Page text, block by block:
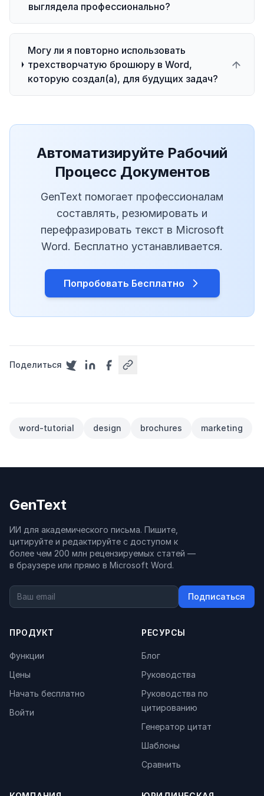
выглядела профессионально?
Могу ли я повторно использовать
трехстворчатую брошюру в Word,
которую создал(а), для будущих задач?
Автоматизируйте Рабочий
Процесс Документов
GenText помогает профессионалам
составлять, резюмировать и
перефразировать текст в Microsoft
Word. Бесплатно устанавливается.
Попробовать Бесплатно
Поделиться
word-tutorial design brochures marketing
GenText
ИИ для академического письма. Пишите,
цитируйте и редактируйте с доступом к
более чем 200 млн рецензируемых статей —
в браузере или прямо в Microsoft Word.
Подписаться
ПРОДУКТ
Функции
Цены
Начать бесплатно
Войти
РЕСУРСЫ
Блог
Руководства
Руководства по
цитированию
Генератор цитат
Шаблоны
Сравнить